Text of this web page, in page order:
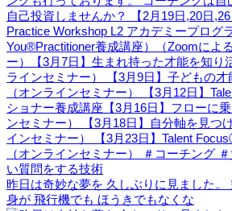
昨日は奇妙な夢を 久しぶりに見ました。
身が 飛行機でも ほうきでもなくな